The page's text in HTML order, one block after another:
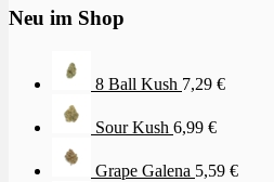
Neu im Shop
8 Ball Kush 7,29 €
Sour Kush 6,99 €
Grape Galena 5,59 €